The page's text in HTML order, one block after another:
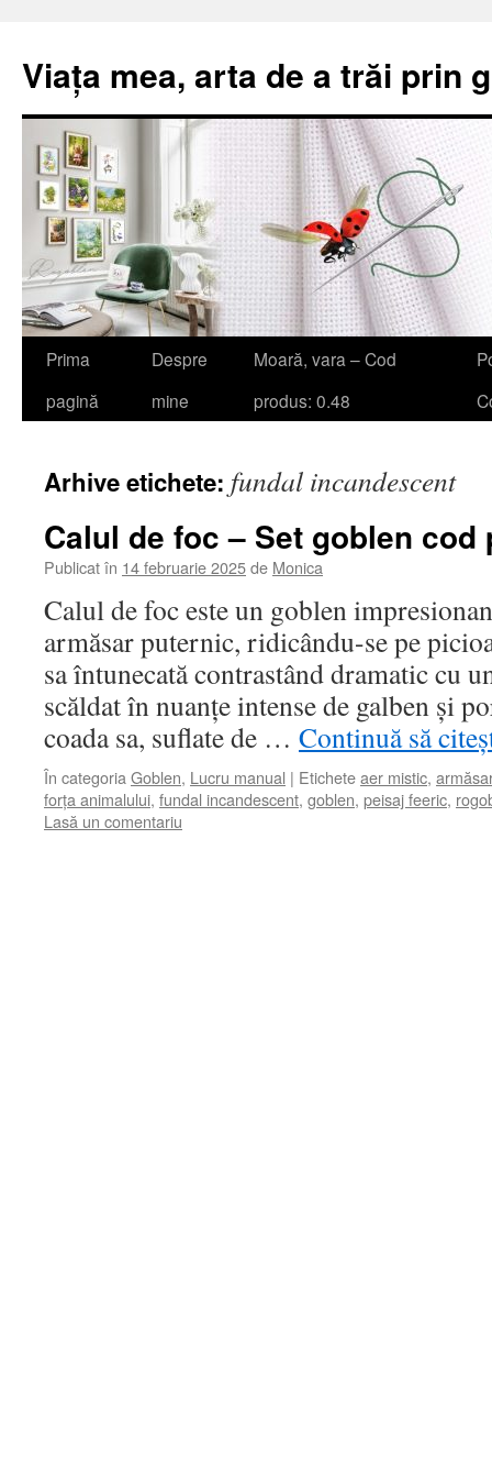
Viața mea, arta de a trăi prin
Sari
Prima
pagină
Despre
mine
Moară, vara – Cod
produs: 0.48
Arhive etichete: fundal incandescent
Calul de foc – Set goblen cod
Publicat în 14 februarie 2025de Monica
Calul de foc este un goblen
armăsar puternic, ridicându-se pe
sa întunecată contrastând dramatic cu
scăldat în nuanțe intense de galben și
coada sa, suflate de … Continuă să
În categoria Goblen, Lucru manual | Eticheteaer mistic,
forța animalului, fundal incandescent, goblen, peisaj feeric,
Lasă un comentariu